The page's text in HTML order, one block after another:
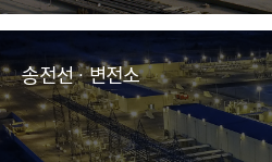
송전선 · 변전소